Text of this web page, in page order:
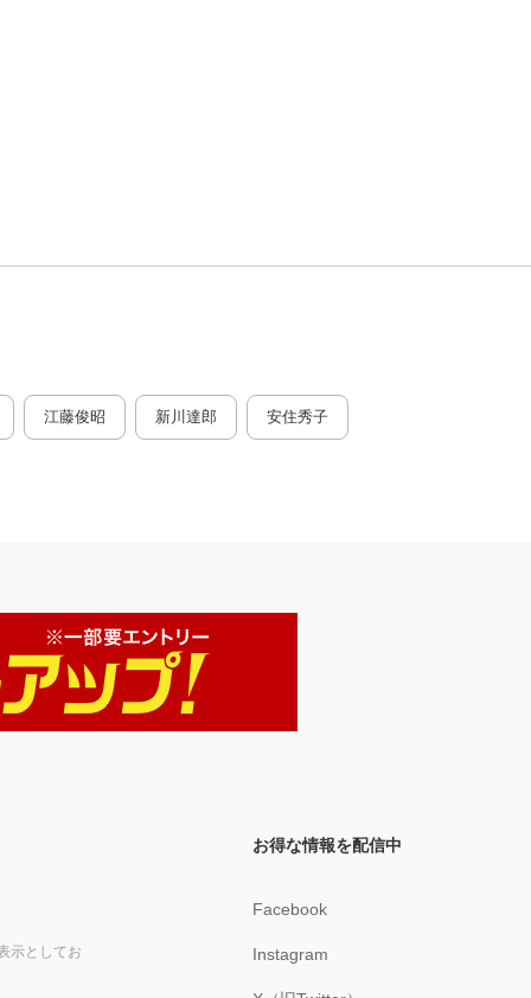
江藤俊昭 新川達郎 安住秀子
示としてお
お得な情報を配信中
Facebook
Instagram